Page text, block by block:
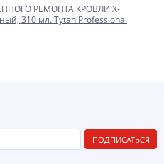
РЕМОНТА КРОВЛИ X-
310 мл. Tytan Professional
ПОДПИСАТЬСЯ